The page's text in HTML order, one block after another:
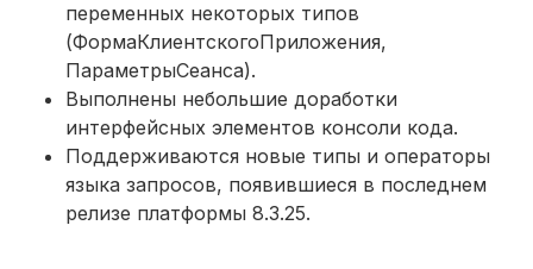
переменных некоторых типов
(ФормаКлиентскогоПриложения,
ПараметрыСеанса).
Выполнены небольшие доработки
интерфейсных элементов консоли кода.
Поддерживаются новые типы и операторы
языка запросов, появившиеся в последнем
релизе платформы 8.3.25.